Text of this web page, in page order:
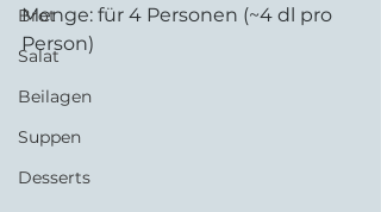
Brot
Salat
Beilagen
Suppen
Desserts
Menge: für 4 Personen (~4 dl pro
Person)